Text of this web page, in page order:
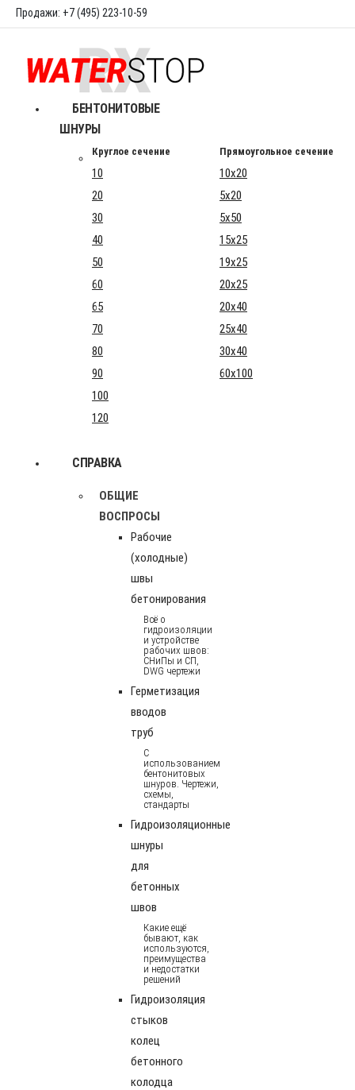
Продажи: +7 (495) 223-10-59
БЕНТОНИТОВЫЕ
ШНУРЫ
Круглое сечение Прямоугольное сечение
10
10x20
20
5x20
30
5x50
40
15x25
50
19x25
60
20x25
65
20x40
70
25x40
80
30x40
90
60x100
100
120
СПРАВКА
ОБЩИЕ
ВОСПРОСЫ
Рабочие
(холодные)
швы
бетонирования
Всё о
гидроизоляции
и устройстве
рабочих швов:
СНиПы и СП,
DWG чертежи
Герметизация
вводов
труб
С
использованием
бентонитовых
шнуров. Чертежи,
схемы,
стандарты
Гидроизоляционные
шнуры
для
бетонных
швов
Какие ещё
бывают, как
используются,
преимущества
и недостатки
решений
Гидроизоляция
стыков
колец
бетонного
колодца